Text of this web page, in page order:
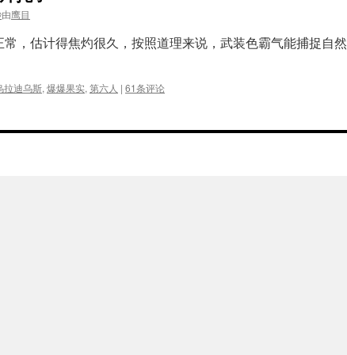
由鹰目
，估计得焦灼很久，按照道理来说，武装色霸气能捕捉自然
拉迪乌斯, 爆爆果实, 第六人 | 61条评论